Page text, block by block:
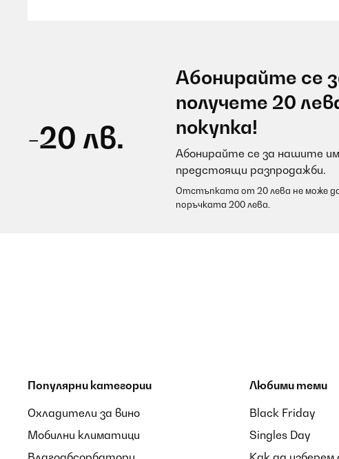
-20 лв.
Абонирайте се
получете 20
покупка!
Абонирайте се за нашите
предстоящи разпродажби.
Отстъпката от 20 лева не може
поръчката 200 лева.
Популярни категории
Охладители за вино
Мобилни климатици
Любими теми
Black Friday
Singles Day